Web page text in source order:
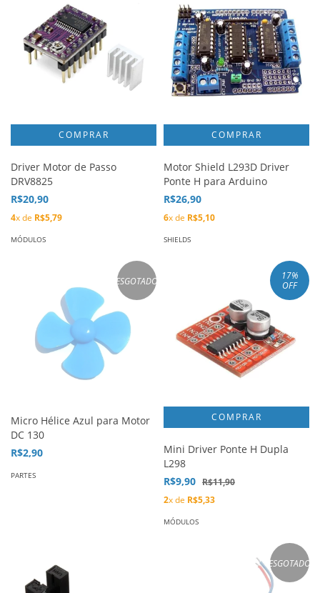
Driver Motor de Passo
DRV8825
R$20,90
4x de R$5,79
MÓDULOS
Motor Shield L293D Driver
Ponte H para Arduino
R$26,90
6x de R$5,10
SHIELDS
ESGOTADO
Micro Hélice Azul para Motor
DC 130
R$2,90
PARTES
17%
OFF
Mini Driver Ponte H Dupla
L298
R$9,90 R$11,90
2x de R$5,33
MÓDULOS
ESGOTADO